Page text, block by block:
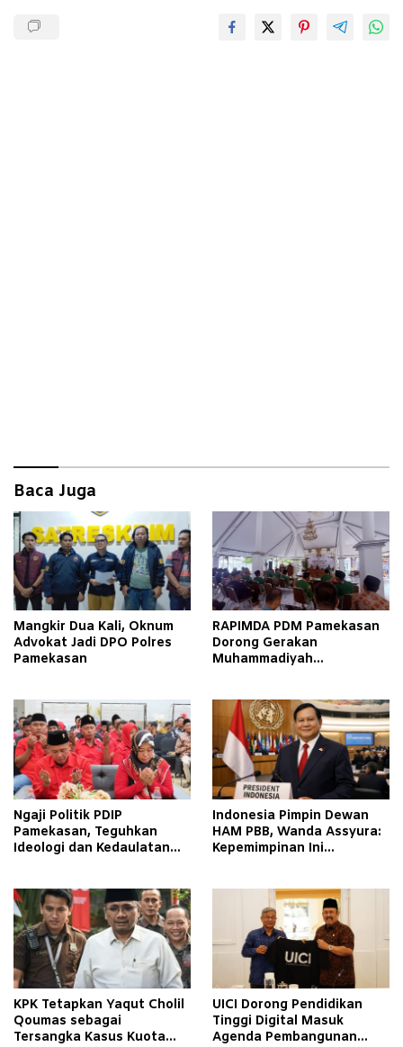
Baca Juga
Mangkir Dua Kali, Oknum
Advokat Jadi DPO Polres
Pamekasan
RAPIMDA PDM Pamekasan
Dorong Gerakan
Muhammadiyah
Ngaji Politik PDIP
Pamekasan, Teguhkan
Ideologi dan Kedaulatan
Indonesia Pimpin Dewan
HAM PBB, Wanda Assyura:
Kepemimpinan Ini
KPK Tetapkan Yaqut Cholil
Qoumas sebagai
Tersangka Kasus Kuota
UICI Dorong Pendidikan
Tinggi Digital Masuk
Agenda Pembangunan